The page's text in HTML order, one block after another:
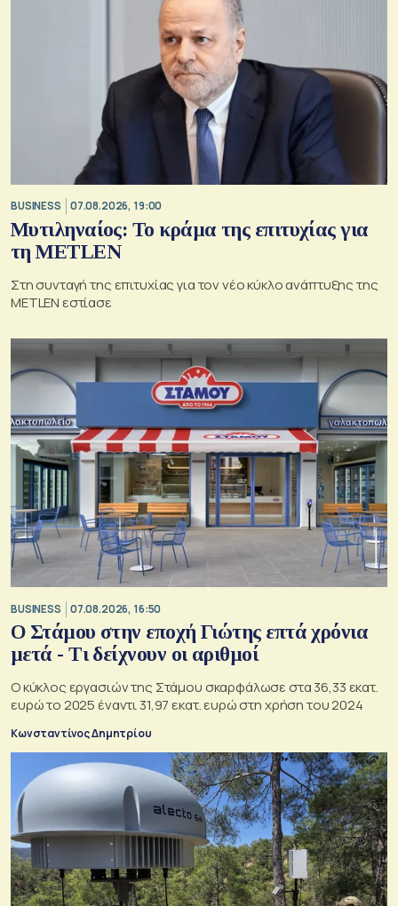
BUSINESS 07.08.2026, 19:00
Μυτιληναίος: Το κράμα της επιτυχίας για
τη METLEN
Στη συνταγή της επιτυχίας για τον νέο κύκλο ανάπτυξης της
METLEN εστίασε
BUSINESS 07.08.2026, 16:50
Ο Στάμου στην εποχή Γιώτης επτά χρόνια
μετά - Τι δείχνουν οι αριθμοί
Ο κύκλος εργασιών της Στάμου σκαρφάλωσε στα 36,33 εκατ.
ευρώ το 2025 έναντι 31,97 εκατ. ευρώ στη χρήση του 2024
Κωνσταντίνος Δημητρίου